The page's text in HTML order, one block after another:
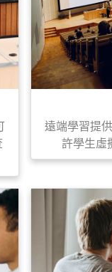
遠端學習提
許學生虛